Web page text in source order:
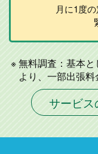
月に1度の
無料調査：基本
より、一部出張料
サービス